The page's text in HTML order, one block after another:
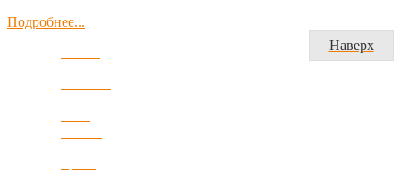
Подробнее...
Наверх